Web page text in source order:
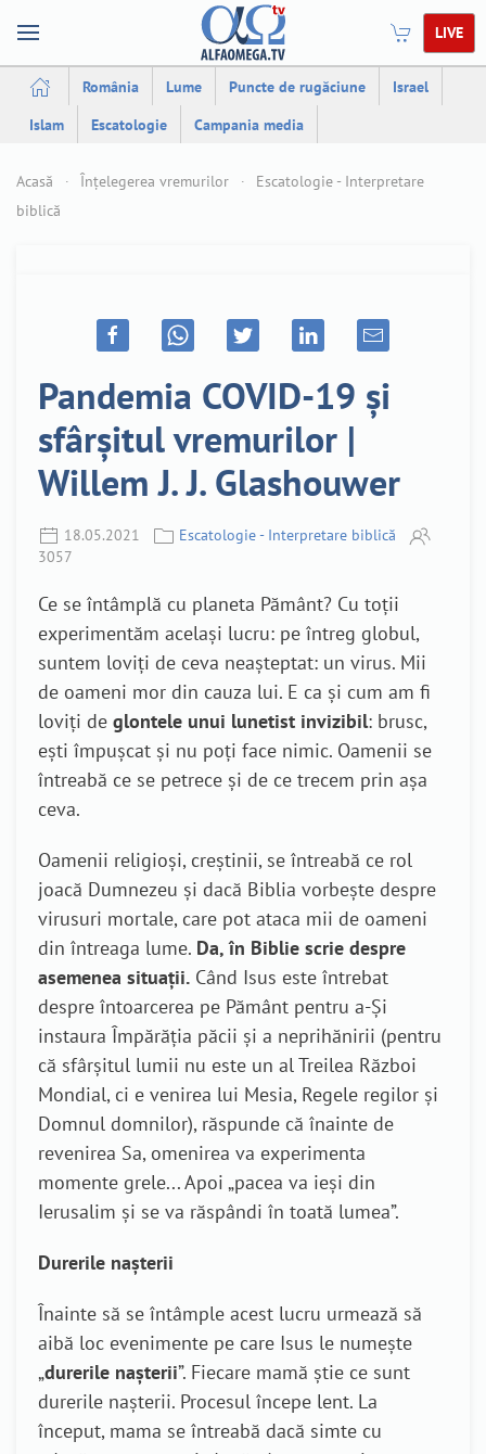
LIVE
România Lume Puncte de rugăciune
Israel
Islam
Escatologie Campania media
Acasă Înțelegerea vremurilor
Escatologie - Interpretare
biblică
Pandemia COVID-19 și
sfârșitul vremurilor |
Willem J. J. Glashouwer
18.05.2021
Escatologie - Interpretare biblică
3057
Ce se întâmplă cu planeta Pământ? Cu toții
experimentăm același lucru: pe întreg globul,
suntem loviți de ceva neașteptat: un virus. Mii
de oameni mor din cauza lui. E ca și cum am fi
loviți de glontele unui lunetist invizibil: brusc,
ești împușcat și nu poți face nimic. Oamenii se
întreabă ce se petrece și de ce trecem prin așa
ceva.
Oamenii religioși, creștinii, se întreabă ce rol
joacă Dumnezeu și dacă Biblia vorbește despre
virusuri mortale, care pot ataca mii de oameni
din întreaga lume. Da, în Biblie scrie despre
asemenea situații. Când Isus este întrebat
despre întoarcerea pe Pământ pentru a-Și
instaura Împărăția păcii și a neprihănirii (pentru
că sfârșitul lumii nu este un al Treilea Război
Mondial, ci e venirea lui Mesia, Regele regilor și
Domnul domnilor), răspunde că înainte de
revenirea Sa, omenirea va experimenta
momente grele... Apoi „pacea va ieși din
Ierusalim și se va răspândi în toată lumea”.
Durerile nașterii
Înainte să se întâmple acest lucru urmează să
aibă loc evenimente pe care Isus le numește
„durerile nașterii”. Fiecare mamă știe ce sunt
durerile nașterii. Procesul începe lent. La
început, mama se întreabă dacă simte cu